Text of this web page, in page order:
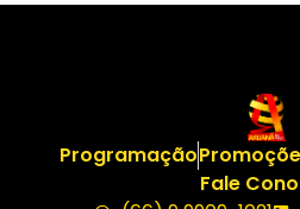
Programação
Fale